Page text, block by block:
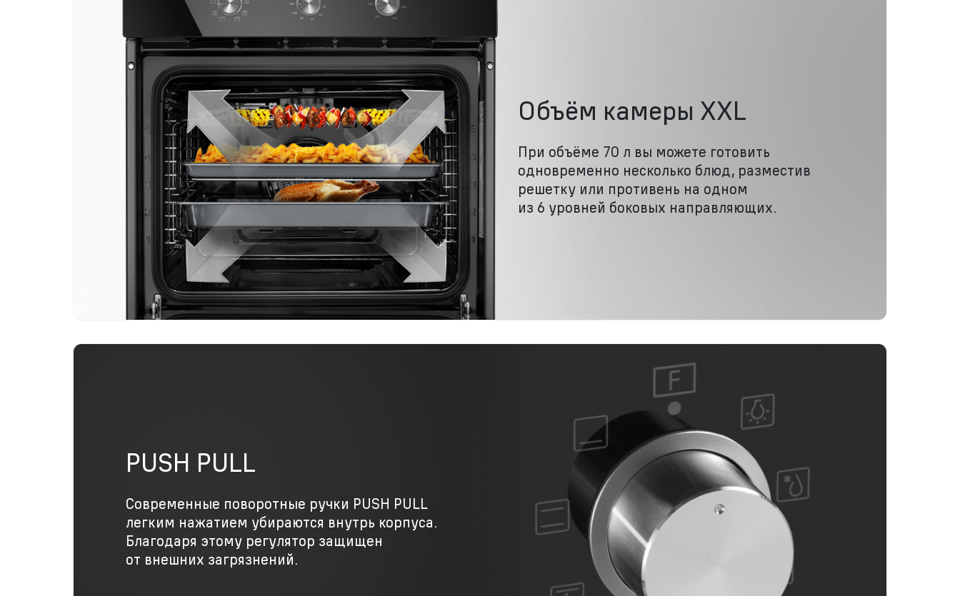
Объём камеры XXL
При объёме 70 л вы можете готовить
одновременно несколько блюд, разместив
решетку или противень на одном
из 6 уровней боковых направляющих.
PUSH PULL
Современные поворотные ручки PUSH PULL
легким нажатием убираются внутрь корпуса.
Благодаря этому регулятор защищен
от внешних загрязнений.